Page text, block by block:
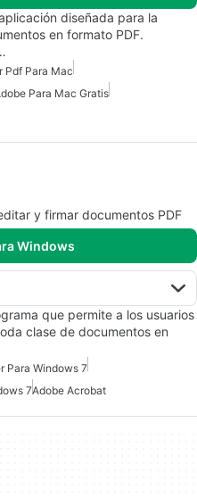
diseñada para la
en formato PDF.
Pdf Para Mac
Para Mac Gratis
y firmar documentos PDF
Windows
que permite a los usuarios
clase de documentos en
Para Windows 7
7Adobe Acrobat